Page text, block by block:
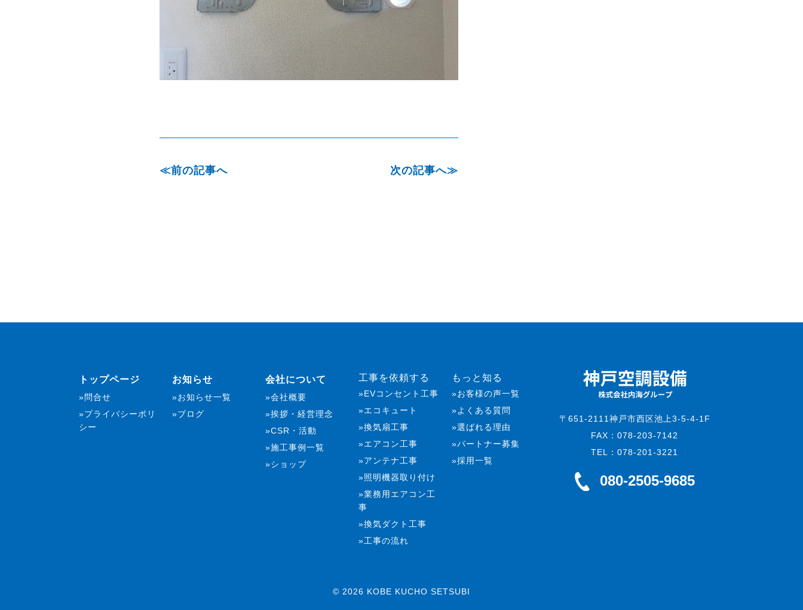
前の記事へ 次の記事へ
トップページ
問合せ
プライバシーポリ
シー
お知らせ
お知らせ一覧
ブログ
会社について
会社概要
挨拶・経営理念
CSR・活動
施工事例一覧
ショップ
工事を依頼する
EVコンセント工事
エコキュート
換気扇工事
エアコン工事
アンテナ工事
照明機器取り付け
業務用エアコン工
事
換気ダクト工事
工事の流れ
もっと知る
お客様の声一覧
よくある質問
選ばれる理由
パートナー募集
採用一覧
〒651-2111神戸市西区池上3-5-4-1F
FAX：078-203-7142
TEL：078-201-3221
080-2505-9685
© 2026 KOBE KUCHO SETSUBI